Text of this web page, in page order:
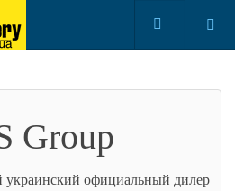
Group
украинский официальный дилер